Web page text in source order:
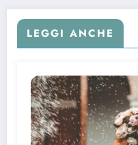
LEGGI ANCHE